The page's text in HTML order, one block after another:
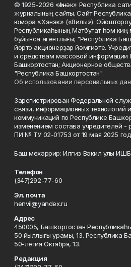
© 1925-2026 «Һәнәк» Республика
журналының сайты. Сайт
юмора «Хэнэк» («Вилы»).
Республикаһының Матбуғат һәм
буйынса агентлығы; "Республика
йорто акционерҙар йәмғиәте.
и средствам массовой информации
Башкортостан; Акционерное
"Республика Башкортостан".
Об использовании персональных
Зарегистрирован Федеральной
связи, информационных технологий
коммуникаций по Республике
изменением состава учредителей -
ПИ № ТУ 02-01753 от 19 мая 2025
Баш мөхәррир: Илгиз Вәкил улы
Телефон
(347)292-77-60
Эл. почта
henvil@yandex.ru
Адрес
450005, Башҡортостан
50 йыллығы урамы, 13. Республика
50-летия Октября, 13.
Редакция